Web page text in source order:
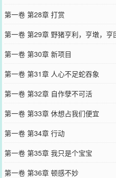
第一卷 第28章 打赏
第一卷 第29章 野猪亨利，亨墩，亨
第一卷 第30章 新项目
第一卷 第31章 人心不足蛇吞象
第一卷 第32章 自作孽不可活
第一卷 第33章 休想占我们便宜
第一卷 第34章 行动
第一卷 第35章 我只是个宝宝
第一卷 第36章 顿感不妙